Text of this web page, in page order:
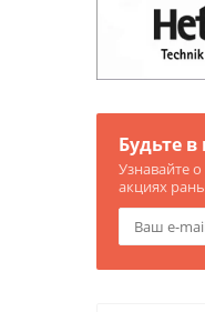
Будьте в
Узнавайте
акциях